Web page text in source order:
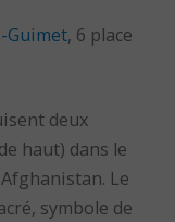
Guimet, 6 place
deux
haut) dans le
Le
symbole de